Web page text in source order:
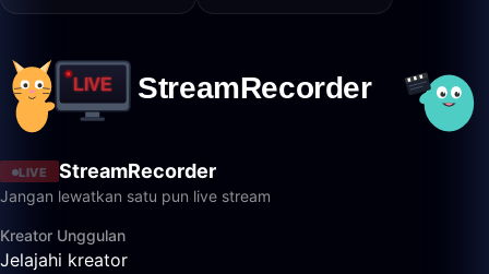
LIVE StreamRecorder
Jangan lewatkan satu pun live stream
Kreator Unggulan
Jelajahi kreator